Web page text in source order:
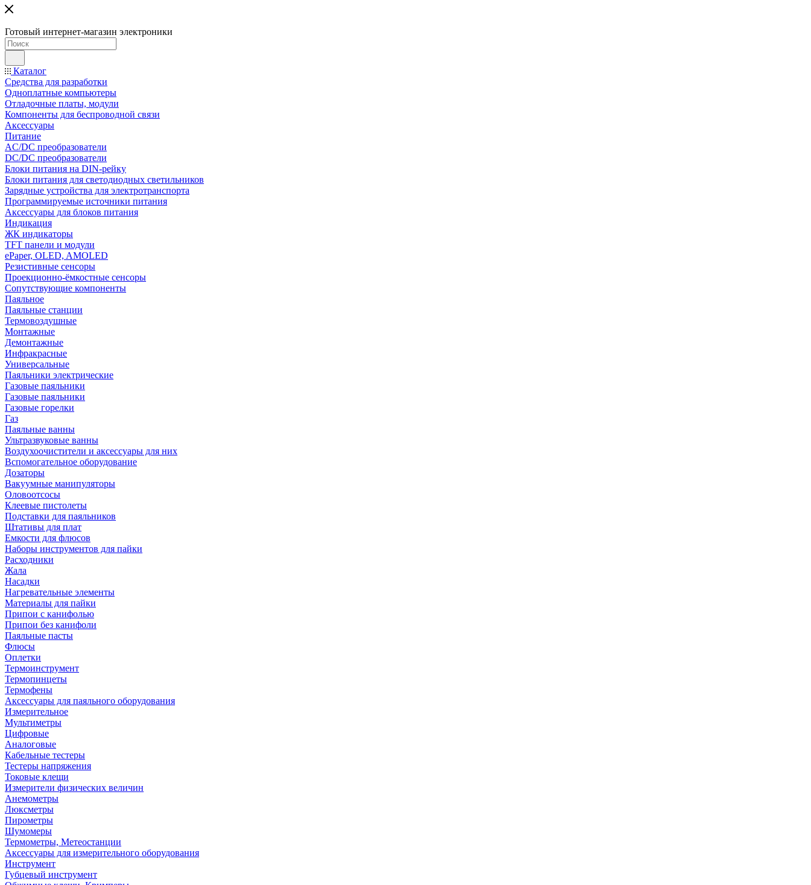
Готовый интернет-магазин электроники
Каталог
Средства для разработки
Одноплатные компьютеры
Отладочные платы, модули
Компоненты для беспроводной связи
Аксессуары
Питание
AC/DC преобразователи
DC/DC преобразователи
Блоки питания на DIN-рейку
Блоки питания для светодиодных светильников
Зарядные устройства для электротранспорта
Программируемые источники питания
Аксессуары для блоков питания
Индикация
ЖК индикаторы
TFT панели и модули
ePaper, OLED, AMOLED
Резистивные сенсоры
Проекционно-ёмкостные сенсоры
Сопутствующие компоненты
Паяльное
Паяльные станции
Термовоздушные
Монтажные
Демонтажные
Инфракрасные
Универсальные
Паяльники электрические
Газовые паяльники
Газовые паяльники
Газовые горелки
Газ
Паяльные ванны
Ультразвуковые ванны
Воздухоочистители и аксессуары для них
Вспомогательное оборудование
Дозаторы
Вакуумные манипуляторы
Оловоотсосы
Клеевые пистолеты
Подставки для паяльников
Штативы для плат
Емкости для флюсов
Наборы инструментов для пайки
Расходники
Жала
Насадки
Нагревательные элементы
Материалы для пайки
Припои с канифолью
Припои без канифоли
Паяльные пасты
Флюсы
Оплетки
Термоинструмент
Термопинцеты
Термофены
Аксессуары для паяльного оборудования
Измерительное
Мультиметры
Цифровые
Аналоговые
Кабельные тестеры
Тестеры напряжения
Токовые клещи
Измерители физических величин
Анемометры
Люксметры
Пирометры
Шумомеры
Термометры, Метеостанции
Аксессуары для измерительного оборудования
Инструмент
Губцевый инструмент